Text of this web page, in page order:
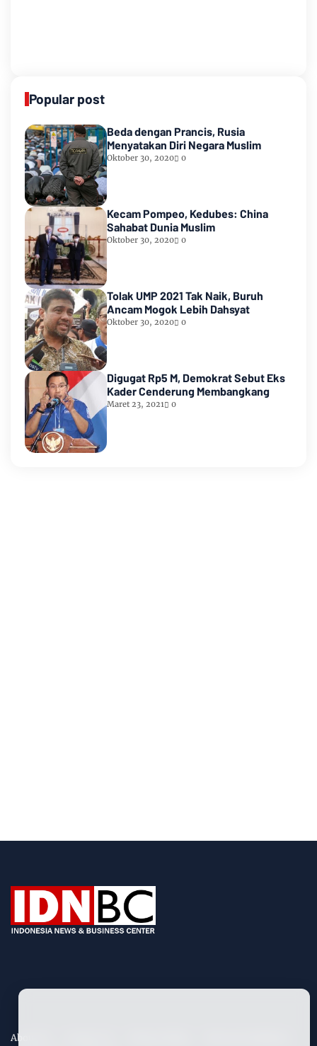
Popular post
Beda dengan Prancis, Rusia
Menyatakan Diri Negara Muslim
Oktober 30, 2020 0
Kecam Pompeo, Kedubes: China
Sahabat Dunia Muslim
Oktober 30, 2020 0
Tolak UMP 2021 Tak Naik, Buruh
Ancam Mogok Lebih Dahsyat
Oktober 30, 2020 0
Digugat Rp5 M, Demokrat Sebut Eks
Kader Cenderung Membangkang
Maret 23, 2021 0
About Us